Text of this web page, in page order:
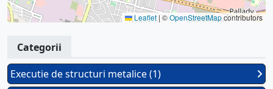
Leaflet | ©OpenStreetMapcontributors
Categorii
Executie de structuri metalice (1)